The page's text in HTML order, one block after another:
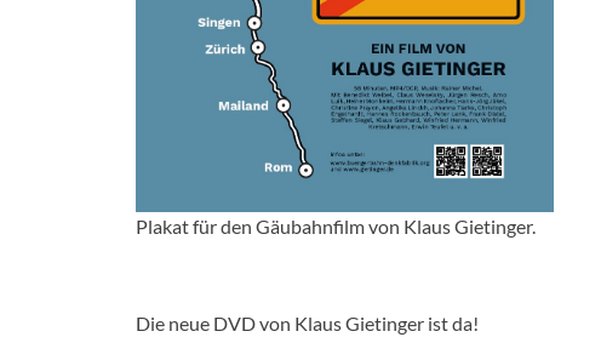
Plakat für den Gäubahnfilm von Klaus Gietinger.
Die neue DVD von Klaus Gietinger ist da!